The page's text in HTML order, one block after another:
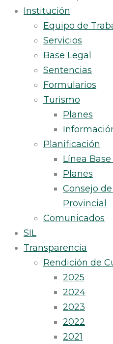
Institución
Equipo de
Servicios
Base Legal
Sentencias
Formularios
Turismo
Planes
Planificación
Línea Base
Planes
Consejo
Provincial
Comunicados
SIL
Transparencia
Rendición de
2025
2024
2023
2022
2021